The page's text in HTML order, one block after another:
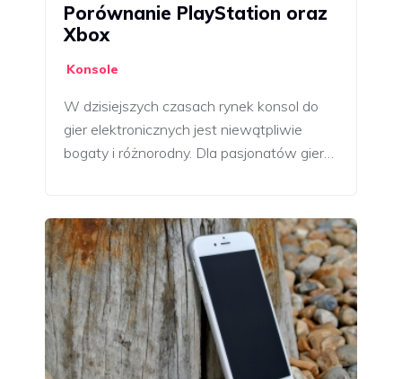
Porównanie PlayStation oraz
Xbox
Konsole
W dzisiejszych czasach rynek konsol do
gier elektronicznych jest niewątpliwie
bogaty i różnorodny. Dla pasjonatów gier…